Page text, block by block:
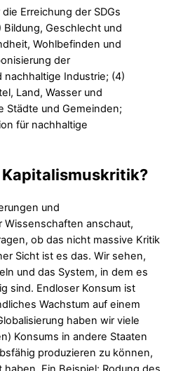
Erreichung der SDGs
Geschlecht und
Wohlbefinden und
der
nachhaltige Industrie; (4)
Land, Wasser und
Städte und Gemeinden;
für nachhaltige
und
anschaut,
ob das nicht massive Kritik
Sicht ist es das. Wir sehen,
und das System, in dem es
sind. Endloser Konsum ist
Wachstum auf einem
haben wir viele
Konsums in andere Staaten
produzieren zu können,